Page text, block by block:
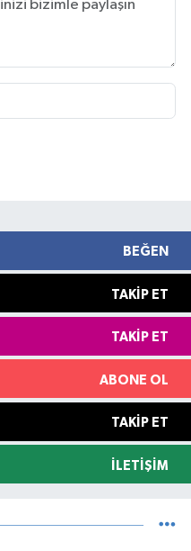
BEĞEN
TAKIP ET
TAKIP ET
ABONE OL
TAKIP ET
İLETIŞIM